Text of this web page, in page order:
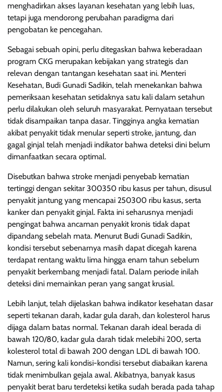
menghadirkan akses layanan kesehatan yang lebih luas,
tetapi juga mendorong perubahan paradigma dari
pengobatan ke pencegahan.
Sebagai sebuah opini, perlu ditegaskan bahwa keberadaan
program CKG merupakan kebijakan yang strategis dan
relevan dengan tantangan kesehatan saat ini. Menteri
Kesehatan, Budi Gunadi Sadikin, telah menekankan bahwa
pemeriksaan kesehatan setidaknya satu kali dalam setahun
perlu dilakukan oleh seluruh masyarakat. Pernyataan tersebut
tidak disampaikan tanpa dasar. Tingginya angka kematian
akibat penyakit tidak menular seperti stroke, jantung, dan
gagal ginjal telah menjadi indikator bahwa deteksi dini belum
dimanfaatkan secara optimal.
Disebutkan bahwa stroke menjadi penyebab kematian
tertinggi dengan sekitar 300350 ribu kasus per tahun, disusul
penyakit jantung yang mencapai 250300 ribu kasus, serta
kanker dan penyakit ginjal. Fakta ini seharusnya menjadi
pengingat bahwa ancaman penyakit kronis tidak dapat
dipandang sebelah mata. Menurut Budi Gunadi Sadikin,
kondisi tersebut sebenarnya masih dapat dicegah karena
terdapat rentang waktu lima hingga enam tahun sebelum
penyakit berkembang menjadi fatal. Dalam periode inilah
deteksi dini memainkan peran yang sangat krusial.
Lebih lanjut, telah dijelaskan bahwa indikator kesehatan dasar
seperti tekanan darah, kadar gula darah, dan kolesterol harus
dijaga dalam batas normal. Tekanan darah ideal berada di
bawah 120/80, kadar gula darah tidak melebihi 200, serta
kolesterol total di bawah 200 dengan LDL di bawah 100.
Namun, sering kali kondisi-kondisi tersebut diabaikan karena
tidak menimbulkan gejala awal. Akibatnya, banyak kasus
penyakit berat baru terdeteksi ketika sudah berada pada tahap